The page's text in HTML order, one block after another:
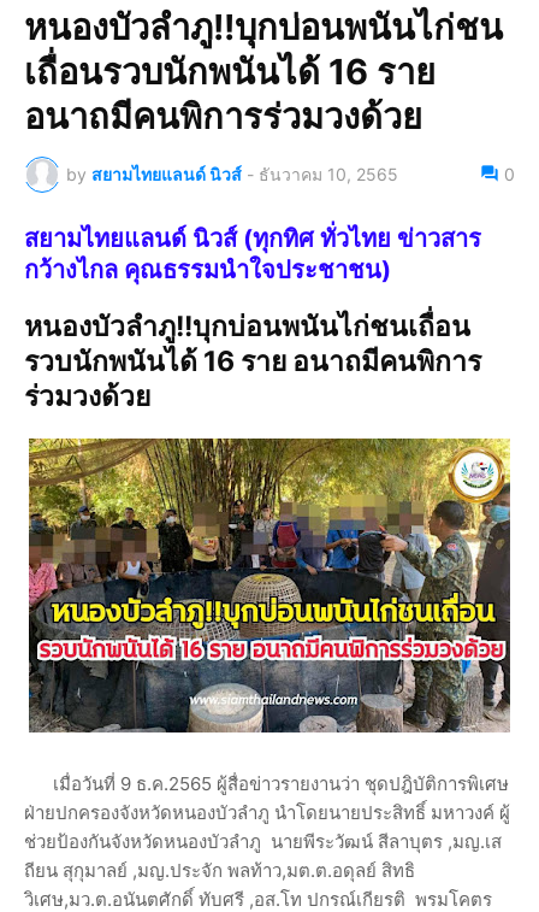
หนองบัวลำภู!!บุกบ่อนพนันไก่ชน
เถื่อนรวบนักพนันได้ 16 ราย
อนาถมีคนพิการร่วมวงด้วย
by สยามไทยแลนด์ นิวส์ - ธันวาคม 10, 2565 0
สยามไทยแลนด์ นิวส์ (ทุกทิศ ทั่วไทย ข่าวสาร
กว้างไกล คุณธรรมนำใจประชาชน)
หนองบัวลำภู!!บุกบ่อนพนันไก่ชนเถื่อน
รวบนักพนันได้ 16 ราย อนาถมีคนพิการ
ร่วมวงด้วย
เมื่อวันที่ 9 ธ.ค.2565 ผู้สื่อข่าวรายงานว่า ชุดปฎิบัติการพิเศษ
ฝ่ายปกครองจังหวัดหนองบัวลำภู นำโดยนายประสิทธิ์ มหาวงค์ ผู้
ช่วยป้องกันจังหวัดหนองบัวลำภู นายพีระวัฒน์ สีลาบุตร ,มญ.เส
ถียน สุกุมาลย์ ,มญ.ประจัก พลท้าว,มต.ต.อดุลย์ สิทธิ
วิเศษ,มว.ต.อนันตศักดิ์ ทับศรี ,อส.โท ปกรณ์เกียรติ พรมโคตร